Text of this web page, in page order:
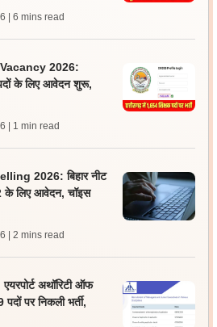
| 6 mins read
2026:
के लिए आवेदन शुरू,
| 1 min read
2026: बिहार नीट
के लिए आवेदन, चॉइस
| 2 mins read
अथॉरिटी ऑफ
पर निकली भर्ती,